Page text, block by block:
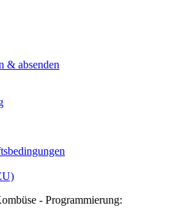
& absenden
- Programmierung: